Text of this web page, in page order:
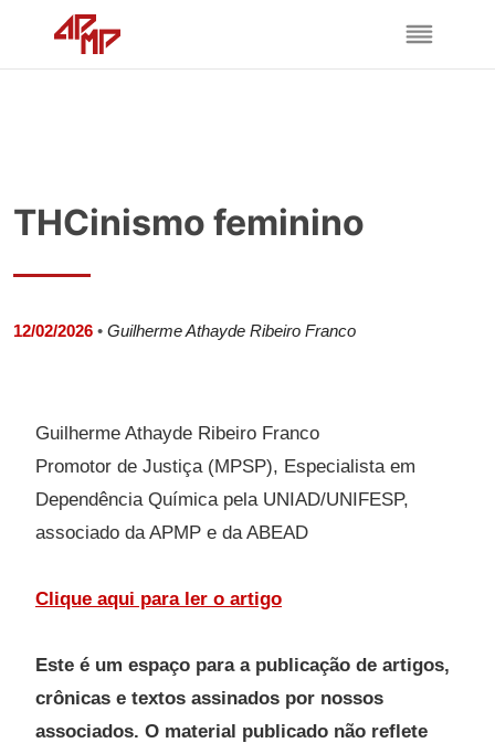
THCinismo feminino
12/02/2026 • Guilherme Athayde Ribeiro Franco
Guilherme Athayde Ribeiro Franco
Promotor de Justiça (MPSP), Especialista em
Dependência Química pela UNIAD/UNIFESP,
associado da APMP e da ABEAD
Clique aqui para ler o artigo
Este é um espaço para a publicação de artigos,
crônicas e textos assinados por nossos
associados. O material publicado não reflete